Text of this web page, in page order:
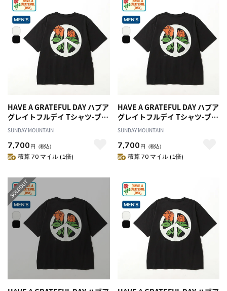
HAVE A GRATEFUL DAY ハブア
グレイトフルデイ Tシャツ-ブル
ーミングピース
SUNDAY MOUNTAIN
7,700 円 （税込）
積算 70 マイル (1倍)
HAVE A GRATEFUL DAY ハブア
グレイトフルデイ Tシャツ-ブル
ーミングピース
SUNDAY MOUNTAIN
7,700 円 （税込）
積算 70 マイル (1倍)